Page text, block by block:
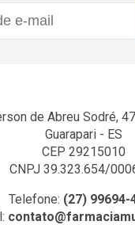
de Abreu Sodré,
Guarapari - ES
CEP 29215010
CNPJ 39.323.654/
Telefone: (27) 99694-